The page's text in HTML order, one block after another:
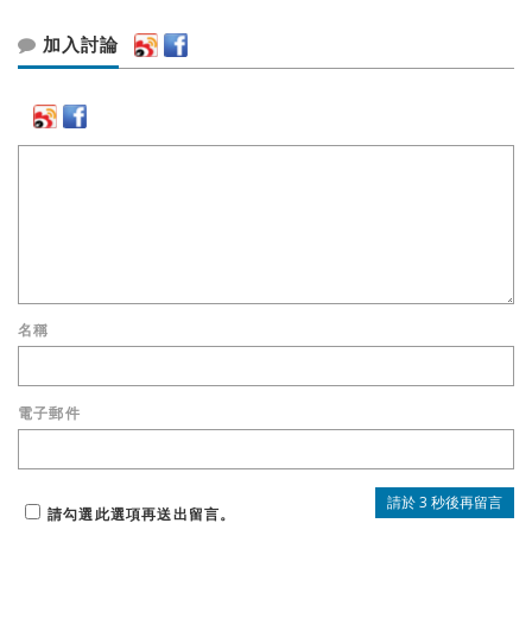
加入討論
名稱
電子郵件
請勾選此選項再送出留言。